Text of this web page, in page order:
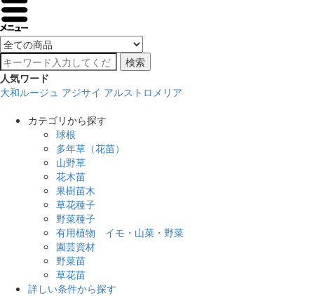
検索
人気ワード
大和ルージュ アジサイ アルストロメリア
カテゴリから探す
球根
多年草（花苗）
山野草
花木苗
果樹苗木
草花種子
野菜種子
有用植物 イモ・山菜・野菜
園芸資材
野菜苗
草花苗
詳しい条件から探す